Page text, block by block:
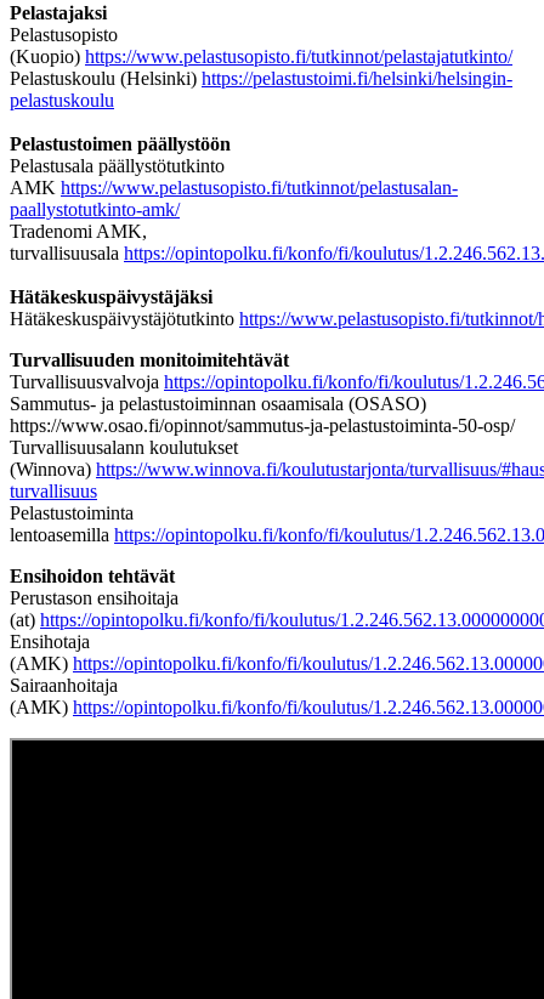
Pelastajaksi
Pelastusopisto
(Kuopio) https://www.pelastusopisto.fi/tutkinnot/pelastajatutkinto/
Pelastuskoulu (Helsinki) https://pelastustoimi.fi/helsinki/helsingin-
pelastuskoulu
Pelastustoimen päällystöön
Pelastusala päällystötutkinto
AMK https://www.pelastusopisto.fi/tutkinnot/pelastusalan-
paallystotutkinto-amk/
Tradenomi AMK,
turvallisuusala https://opintopolku.fi/konfo/fi/koulutus/
Hätäkeskuspäivystäjäksi
Hätäkeskuspäivystäjötutkinto https://www.pelastusopisto.fi/tutkinnot/
Turvallisuuden monitoimitehtävät
Turvallisuusvalvoja https://opintopolku.fi/konfo/fi/koulutus/
Sammutus- ja pelastustoiminnan osaamisala (OSASO)
https://www.osao.fi/opinnot/sammutus-ja-pelastustoiminta-50-osp/
Turvallisuusalann koulutukset
(Winnova) https://www.winnova.fi/koulutustarjonta/turvallisuus/
turvallisuus
Pelastustoiminta
lentoasemilla https://opintopolku.fi/konfo/fi/koulutus/
Ensihoidon tehtävät
Perustason ensihoitaja
(at) https://opintopolku.fi/konfo/fi/koulutus/
Ensihotaja
(AMK) https://opintopolku.fi/konfo/fi/koulutus/
Sairaanhoitaja
(AMK) https://opintopolku.fi/konfo/fi/koulutus/